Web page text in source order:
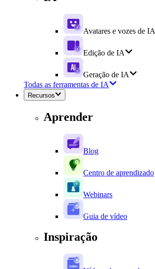
Avatares e vozes de IA
Edição de IA
Geração de IA
Todas as ferramentas de IA
Recursos
Aprender
Blog
Centro de aprendizado
Webinars
Guia de vídeo
Inspiração